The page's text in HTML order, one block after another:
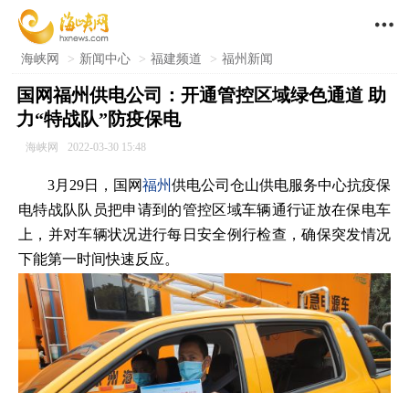

海峡网 > 新闻中心 > 福建频道 > 福州新闻
国网福州供电公司：开通管控区域绿色通道 助
力“特战队”防疫保电
海峡网 2022-03-30 15:48
3月29日，国网福州供电公司仓山供电服务中心抗疫保
电特战队队员把申请到的管控区域车辆通行证放在保电车
上，并对车辆状况进行每日安全例行检查，确保突发情况
下能第一时间快速反应。